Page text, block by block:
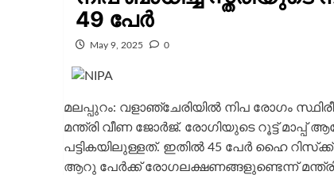
49 പേര്‍
May 9, 2025 0
മലപ്പുറം: വളാഞ്ചേരിയില്‍ നിപ രോഗം
മന്ത്രി വീണ ജോര്‍ജ്. രോഗിയുടെ റൂട്ട്
പട്ടികയിലുള്ളത്. ഇതില്‍ 45 പേര്‍ ഹൈ
ആറു പേര്‍ക്ക് രോഗലക്ഷണങ്ങളുണ്ടെന്ന്